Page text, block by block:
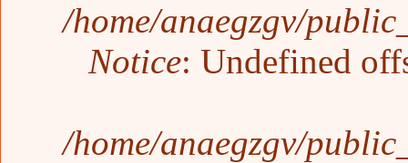
/home/anaegzgv/
Notice: Undefined
/home/anaegzgv/